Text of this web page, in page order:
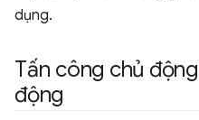
dụng.
Tấn công chủ
động